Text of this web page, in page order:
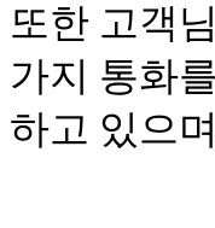
또한 고객
가지 통화
하고 있으